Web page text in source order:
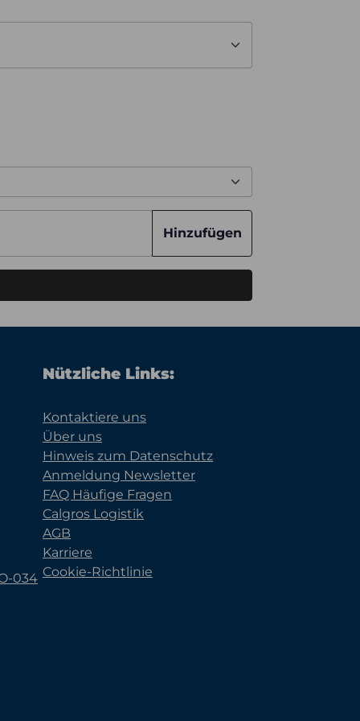
Hinzufügen
034
Nützliche Links:
Kontaktiere uns
Über uns
Hinweis zum Datenschutz
Anmeldung Newsletter
FAQ Häufige Fragen
Calgros Logistik
AGB
Karriere
Cookie-Richtlinie